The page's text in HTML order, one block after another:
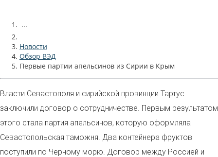
...
Новости
Обзор ВЭД
Первые партии апельсинов из Сирии в Крым
Власти Севастополя и сирийской провинции Тартус
заключили договор о сотрудничестве. Первым результатом
этого стала партия апельсинов, которую оформляла
Севастопольская таможня. Два контейнера фруктов
поступили по Черному морю. Договор между Россией и